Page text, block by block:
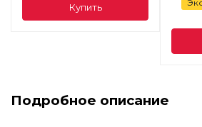
Купить
Подробное описание